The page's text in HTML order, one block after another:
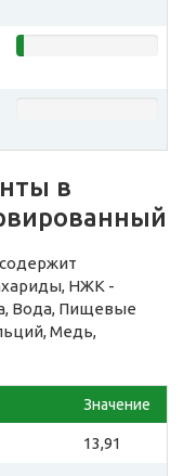
в
НЖК -
Вода, Пищевые
Медь,
Значение
13,91